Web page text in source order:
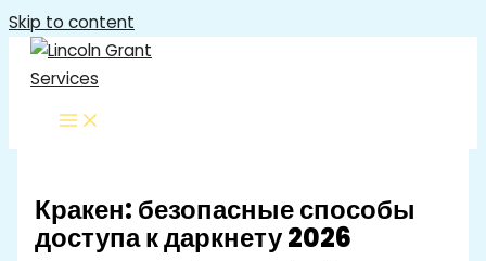
Skip to content
Кракен: безопасные способы
доступа к даркнету 2026